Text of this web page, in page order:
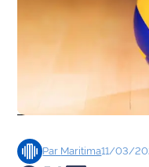
Société
Culture
Par Maritima11/03/